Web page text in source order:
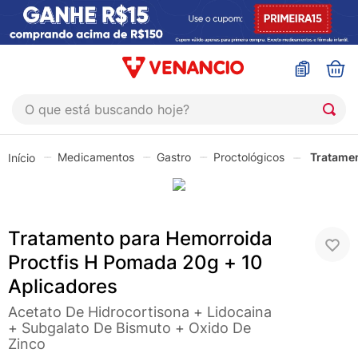
O que está buscando hoje?
Medicamentos Gastro Proctológicos
Tratamento para Hemorroida
Proctfis H Pomada 20g + 10
Aplicadores
Acetato De Hidrocortisona + Lidocaina
+ Subgalato De Bismuto + Oxido De
Zinco
1º
coristina
4º
fly gotas
6
sabonete liquido
7º
shampoo